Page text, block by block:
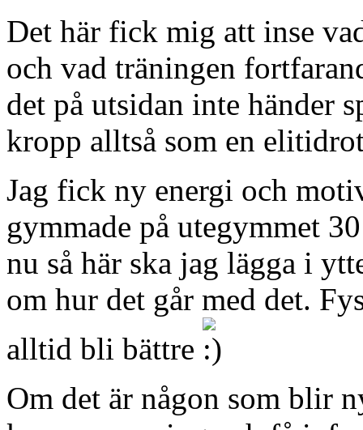
Det här fick mig att inse
och vad träningen
det på utsidan inte händer
kropp alltså som en
Jag fick ny energi och
gymmade på utegymmet
nu så här ska jag lägga i
om hur det går med det.
alltid bli bättre
Om det är någon som blir